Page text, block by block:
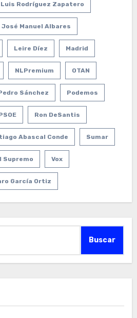
Rodríguez Zapatero
José Manuel Albares
Leire Díez Madrid
NLPremium OTAN
Sánchez Podemos
Ron DeSantis
Abascal Conde Sumar
Supremo Vox
García Ortiz